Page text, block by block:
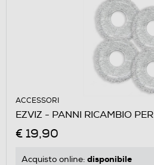
ACCESSORI
EZVIZ - PANNI RICAMBIO
€ 19,90
Acquisto online: disponibile